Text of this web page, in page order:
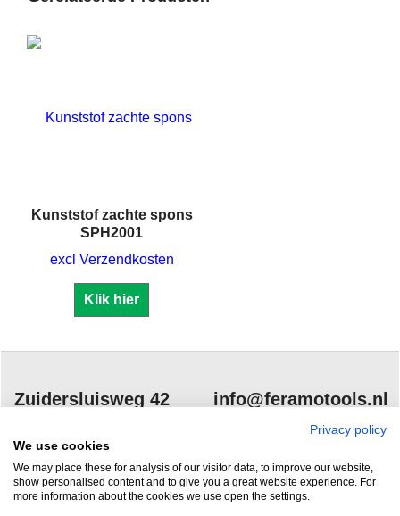
Kunststof zachte spons
SPH2001
excl Verzendkosten
Klik hier
Zuidersluisweg 42
Nederland
info@feramotools.nl
Tel: +31(0)320Privacy policy
We use cookies
We may place these for analysis of our visitor data, to improve our website,
show personalised content and to give you a great website experience. For
more information about the cookies we use open the settings.